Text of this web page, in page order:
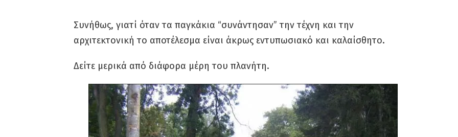
Συνήθως, γιατί όταν τα παγκάκια “συνάντησαν” την τέχνη και την
αρχιτεκτονική το αποτέλεσμα είναι άκρως εντυπωσιακό και καλαίσθητο.
Δείτε μερικά από διάφορα μέρη του πλανήτη.